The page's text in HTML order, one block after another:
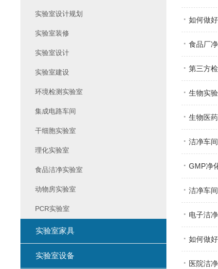
如何做
食品厂
第三方
生物实
生物医
洁净车
GMP净
洁净车
电子洁
如何做
医院洁
实验室设计规划
实验室装修
实验室设计
实验室建设
环境检测实验室
集成电路车间
干细胞实验室
理化实验室
食品洁净实验室
动物房实验室
PCR实验室
实验室家具
实验室设备